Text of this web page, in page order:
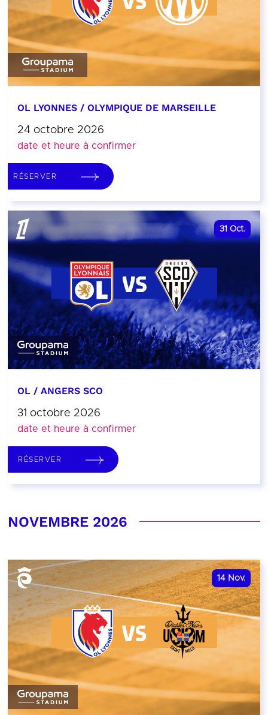
OL LYONNES / OLYMPIQUE DE MARSEILLE
24 octobre 2026
date et heure à confirmer
RÉSERVER
31 Oct.
OL / ANGERS SCO
31 octobre 2026
date et heure à confirmer
RÉSERVER
NOVEMBRE 2026
14 Nov.